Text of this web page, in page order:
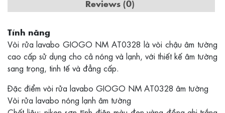
Reviews (0)
Tính năng
Vòi rửa lavabo GIOGO NM AT0328 là vòi chậu âm tường
cao cấp sử dụng cho cả nóng và lạnh, với thiết kế âm tường
sang trọng, tinh tế và đẳng cấp.
Đặc điểm vòi rửa lavabo GIOGO NM AT0328 âm tường
Vòi rửa lavabo nóng lạnh âm tường